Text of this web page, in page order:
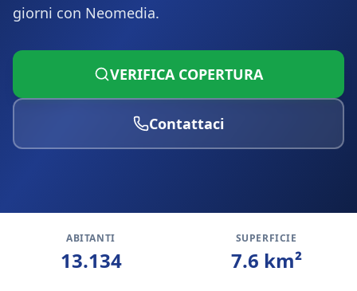
giorni con Neomedia.
VERIFICA COPERTURA
Contattaci
ABITANTI
13.134
SUPERFICIE
7.6 km²